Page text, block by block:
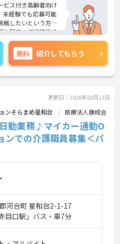
ビス付き高齢者向け
未経験でも応募可能
戦したいという方に
曜日の相談可能で
方ができます♪無料
際は心配いりませ
トをお伝えしますの
無料 紹介してもらう
更新日：2026年03月13日
ンそらまめ星和台 医療法人康成会
勤業務♪マイカー通勤O
ンでの介護職員募集＜パ
河合町 星和台2-1-17
目口駅」バス・車7分